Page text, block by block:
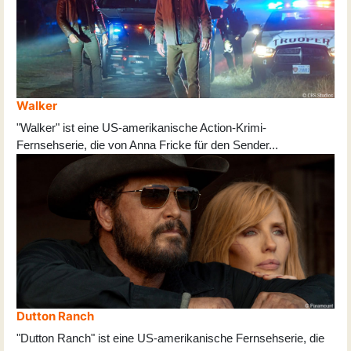
Walker
"Walker" ist eine US-amerikanische Action-Krimi-
Fernsehserie, die von Anna Fricke für den Sender...
Dutton Ranch
"Dutton Ranch" ist eine US-amerikanische Fernsehserie, die